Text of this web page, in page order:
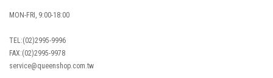
MON-FRI, 9:00-18:00
TEL:(02)2995-9996
FAX:(02)2995-9978
service@queenshop.com.tw